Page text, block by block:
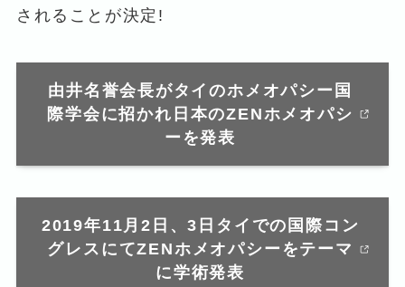
されることが決定!
由井名誉会長がタイのホメオパシー国
際学会に招かれ日本のZENホメオパシ
ーを発表
2019年11月2日、3日タイでの国際コン
グレスにてZENホメオパシーをテーマ
に学術発表